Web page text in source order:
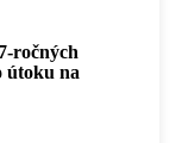
ročných
útoku na